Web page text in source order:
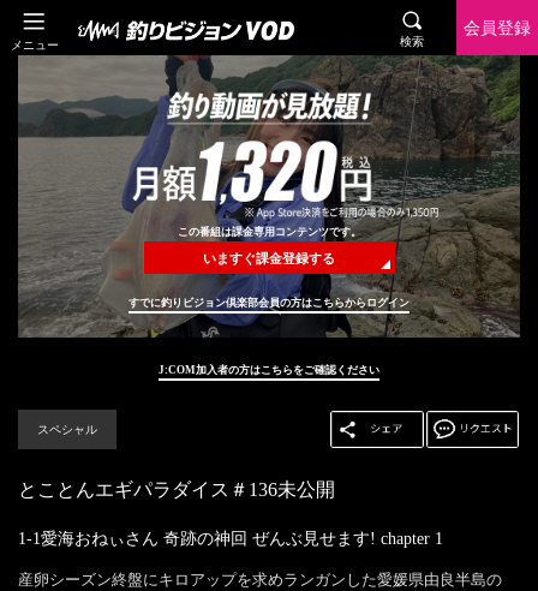
メニュー 検索
会員登録
この番組は課金専用コンテンツです。
いますぐ課金登録する
すでに釣りビジョン倶楽部会員の方はこちらからログイン
J:COM加入者の方はこちらをご確認ください
スペシャル
とことんエギパラダイス＃136未公開
1-1愛海おねぃさん 奇跡の神回 ぜんぶ見せます! chapter 1
産卵シーズン終盤にキロアップを求めランガンした愛媛県由良半島の